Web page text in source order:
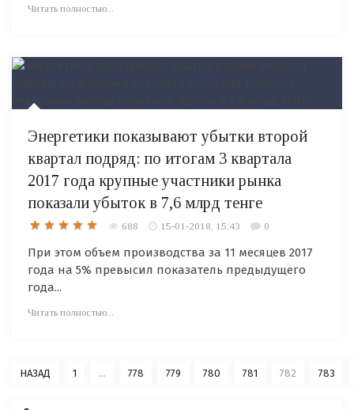
Читать полностью...
Энергетики показывают убытки второй
квартал подряд: по итогам 3 квартала
2017 года крупные участники рынка
показали убыток в 7,6 млрд тенге
688 15-01-2018, 15:43 0
При этом объем производства за 11 месяцев 2017
года на 5% превысил показатель предыдущего
года...
Читать полностью...
НАЗАД 1 ... 778 779 780 781 782 783